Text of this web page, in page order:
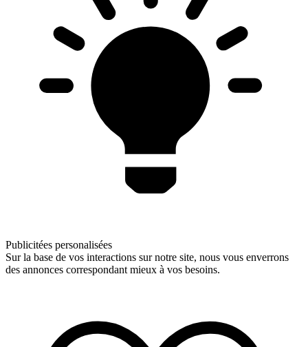
Publicitées personalisées
Sur la base de vos interactions sur notre site, nous vous enverrons
des annonces correspondant mieux à vos besoins.